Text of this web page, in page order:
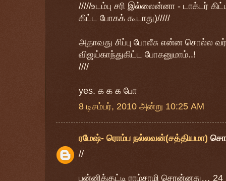
/////உடம்பு சரி இல்லைன்னா - டாக்டர்
கிட்ட போகக் கூடாது)/////
அதாவது சிப்பு போலீசு என்ன சொல்ல
விஜய்காந்துகிட்ட போகனுமாம்..!
////
yes. க க க போ
8 டிசம்பர், 2010 அன்று 10:25 AM
ரமேஷ்- ரொம்ப நல்லவன்(சத்தியமா)
//
பன்னிக்குட்டி ராம்சாமி சொன்னது… 24